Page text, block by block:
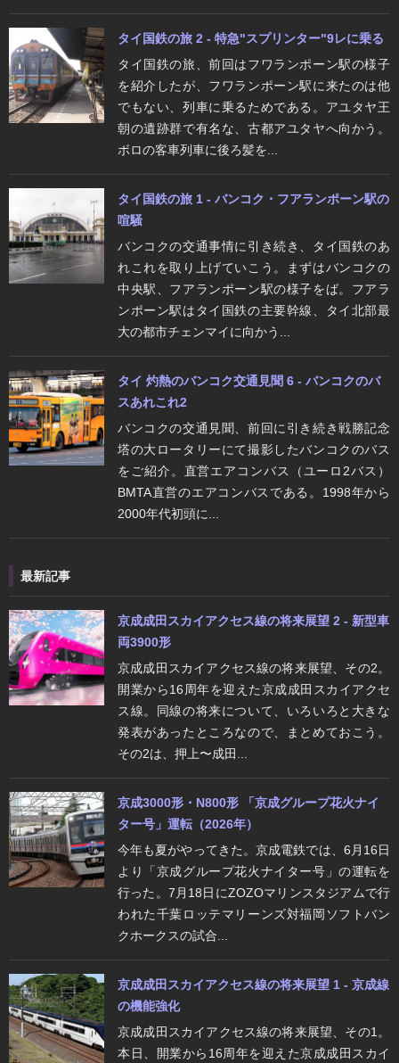
タイ国鉄の旅 2 - 特急"スプリンター"9レに乗る
タイ国鉄の旅、前回はフワランポーン駅の様子
を紹介したが、フワランポーン駅に来たのは他
でもない、列車に乗るためである。アユタヤ王
朝の遺跡群で有名な、古都アユタヤへ向かう。
ボロの客車列車に後ろ髪を...
タイ国鉄の旅 1 - バンコク・フアランポーン駅の
喧騒
バンコクの交通事情に引き続き、タイ国鉄のあ
れこれを取り上げていこう。まずはバンコクの
中央駅、フアランポーン駅の様子をば。フアラ
ンポーン駅はタイ国鉄の主要幹線、タイ北部最
大の都市チェンマイに向かう...
タイ 灼熱のバンコク交通見聞 6 - バンコクのバ
スあれこれ2
バンコクの交通見聞、前回に引き続き戦勝記念
塔の大ロータリーにて撮影したバンコクのバス
をご紹介。直営エアコンバス（ユーロ2バス）
BMTA直営のエアコンバスである。1998年から
2000年代初頭に...
最新記事
京成成田スカイアクセス線の将来展望 2 - 新型車
両3900形
京成成田スカイアクセス線の将来展望、その2。
開業から16周年を迎えた京成成田スカイアクセ
ス線。同線の将来について、いろいろと大きな
発表があったところなので、まとめておこう。
その2は、押上〜成田...
京成3000形・N800形 「京成グループ花火ナイ
ター号」運転（2026年）
今年も夏がやってきた。京成電鉄では、6月16日
より「京成グループ花火ナイター号」の運転を
行った。7月18日にZOZOマリンスタジアムで行
われた千葉ロッテマリーンズ対福岡ソフトバン
クホークスの試合...
京成成田スカイアクセス線の将来展望 1 - 京成線
の機能強化
京成成田スカイアクセス線の将来展望、その1。
本日、開業から16周年を迎えた京成成田スカイ